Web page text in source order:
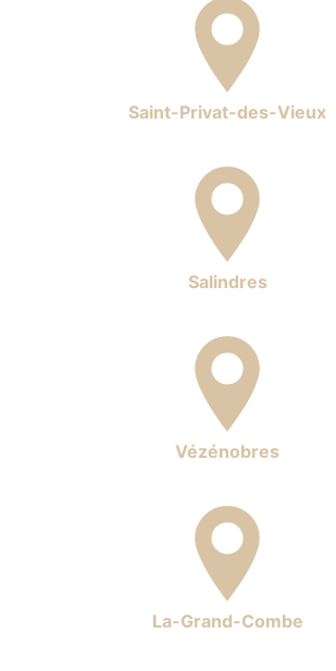
Saint-Privat-des-Vieux
Salindres
Vézénobres
La-Grand-Combe